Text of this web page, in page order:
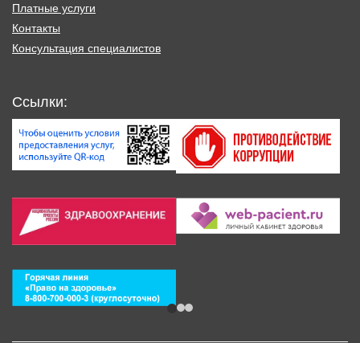
Платные услуги
Контакты
Консультация специалистов
Ссылки: